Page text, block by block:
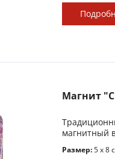
Магнит
магнитный
Размер:5 x 8